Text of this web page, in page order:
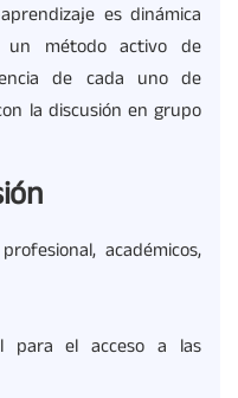
es dinámica
un método activo de
de cada uno de
la discusión en grupo
académicos,
para el acceso a las